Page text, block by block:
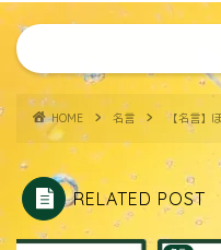
HOME 名言 【名言】
RELATED POST